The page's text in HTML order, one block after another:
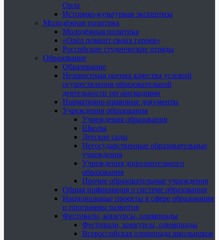
Орла
Историко-культурная экспертиза
Молодёжная политика
Молодёжная политика
«Орёл помнит своих героев»
Российские студенческие отряды
Образование
Образование
Независимая оценка качества условий
осуществления образовательной
деятельности организациями
Нормативно-правовые документы
Учреждения образования
Учреждения образования
Школы
Детские сады
Негосударственные образовательные
учреждения
Учреждения дополнительного
образования
Прочие образовательные учреждения
Общая информация о системе образования
Национальные проекты в сфере образования
и программы развития
Фестивали, конкурсы, олимпиады
Фестивали, конкурсы, олимпиады
Всероссийская олимпиада школьников